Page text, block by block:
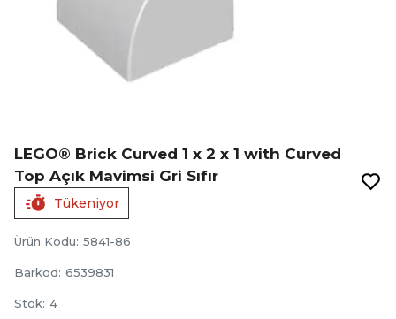
LEGO® Brick Curved 1 x 2 x 1 with Curved
Top Açık Mavimsi Gri Sıfır
Tükeniyor
Ürün Kodu: 5841-86
Barkod: 6539831
Stok: 4